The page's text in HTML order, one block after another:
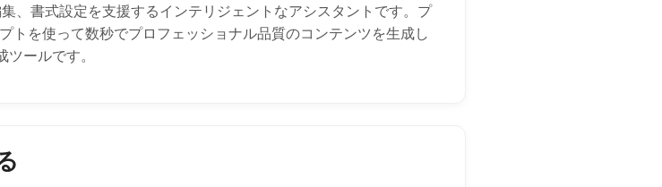
書式設定を支援するインテリジェントなアシスタントです。プ
トを使って数秒でプロフェッショナル品質のコンテンツを生成し
ールです。